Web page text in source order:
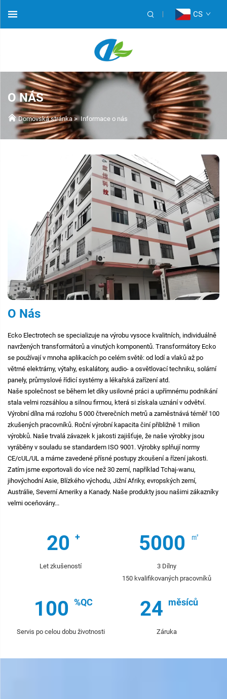
CS
O NÁS
Domovská stránka>Informace o nás
O Nás
Ecko Electrotech se specializuje na výrobu vysoce kvalitních, individuálně
navržených transformátorů a vinutých komponentů. Transformátory Ecko
se používají v mnoha aplikacích po celém světě: od lodí a vlaků až po
větrné elektrárny, výtahy, eskalátory, audio- a osvětlovací techniku, solární
panely, průmyslové řídicí systémy a lékařská zařízení atd.
Naše společnost se během let díky usilovné práci a upřímnému podnikání
stala velmi rozsáhlou a silnou firmou, která si získala uznání v odvětví.
Výrobní dílna má rozlohu 5 000 čtverečních metrů a zaměstnává téměř 100
zkušených pracovníků. Roční výrobní kapacita činí přibližně 1 milion
výrobků. Naše trvalá závazek k jakosti zajišťuje, že naše výrobky jsou
vyráběny v souladu se standardem ISO 9001. Výrobky splňují normy
CE/cUL/UL a máme zavedené přísné postupy zkoušení a řízení jakosti.
Zatím jsme exportovali do více než 30 zemí, například Tchaj-wanu,
jihovýchodní Asie, Blízkého východu, Jižní Afriky, evropských zemí,
Austrálie, Severní Ameriky a Kanady. Naše produkty jsou našimi zákazníky
velmi oceňovány...
20
Let zkušeností
5000
3 Dílny
150 kvalifikovaných pracovníků
100
Servis po celou dobu životnosti
24
Záruka